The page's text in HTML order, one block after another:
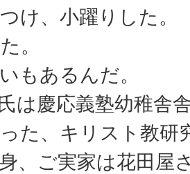
け、小躍りした。
。
もあるんだ。
は慶応義塾幼稚舎
た、キリスト教研
、ご実家は花田屋